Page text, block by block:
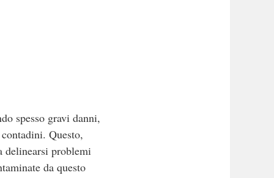
spesso gravi danni,
Questo,
delinearsi problemi
da questo